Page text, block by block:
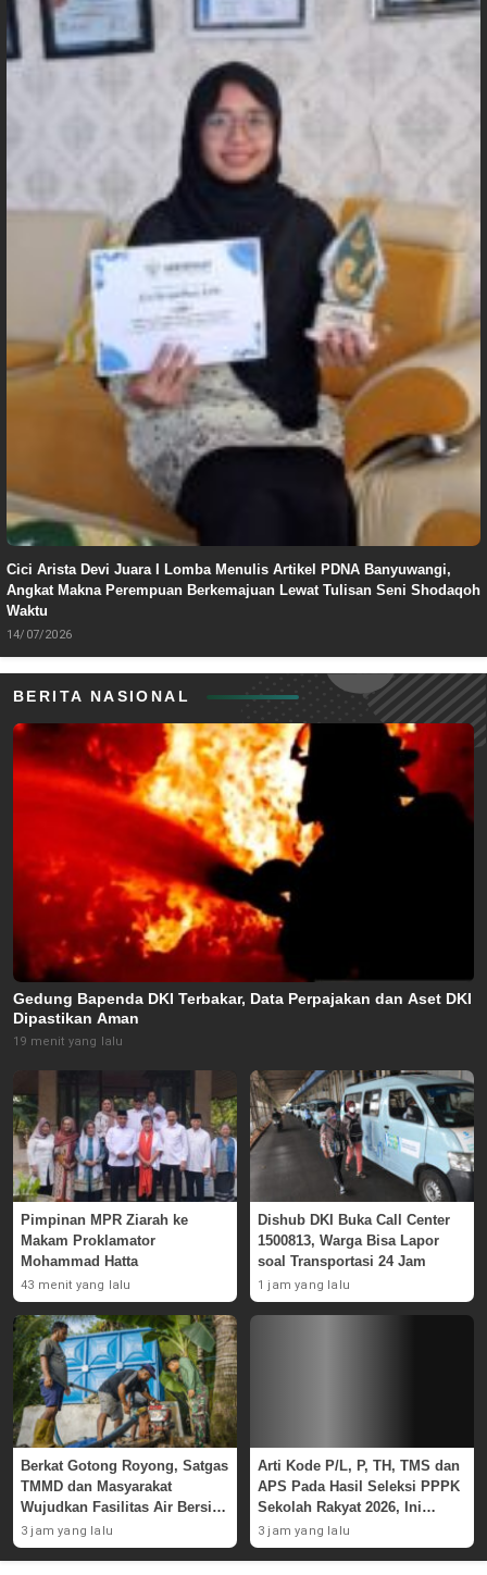
Cici Arista Devi Juara I Lomba Menulis Artikel PDNA Banyuwangi,
Angkat Makna Perempuan Berkemajuan Lewat Tulisan Seni Shodaqoh
Waktu
14/07/2026
BERITA NASIONAL
Gedung Bapenda DKI Terbakar, Data Perpajakan dan Aset DKI
Dipastikan Aman
19 menit yang lalu
Pimpinan MPR Ziarah ke
Makam Proklamator
Mohammad Hatta
43 menit yang lalu
Dishub DKI Buka Call Center
1500813, Warga Bisa Lapor
soal Transportasi 24 Jam
1 jam yang lalu
Berkat Gotong Royong, Satgas
TMMD dan Masyarakat
Wujudkan Fasilitas Air Bersih
di Masjid Polewali
3 jam yang lalu
Arti Kode P/L, P, TH, TMS dan
APS Pada Hasil Seleksi PPPK
Sekolah Rakyat 2026, Ini
Penjelasan
3 jam yang lalu